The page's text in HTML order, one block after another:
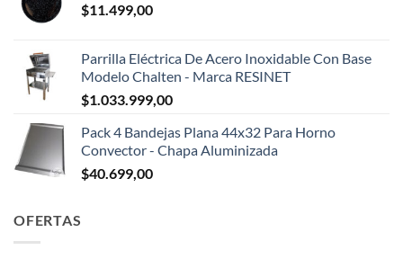
$11.499,00
Parrilla Eléctrica De Acero Inoxidable Con Base
Modelo Chalten - Marca RESINET
$1.033.999,00
Pack 4 Bandejas Plana 44x32 Para Horno
Convector - Chapa Aluminizada
$40.699,00
OFERTAS